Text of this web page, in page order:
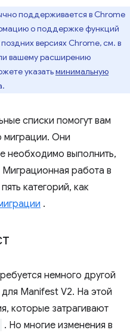
поддерживается в Chrome
о поддержке функций
версиях Chrome, см. в
вашему расширению
указатьминимальную
списки помогут вам
миграции. Они
необходимо выполнить,
работа в
категорий, как
.
немного другой
Manifest V2. На этой
которые затрагивают
. Но многие изменения в